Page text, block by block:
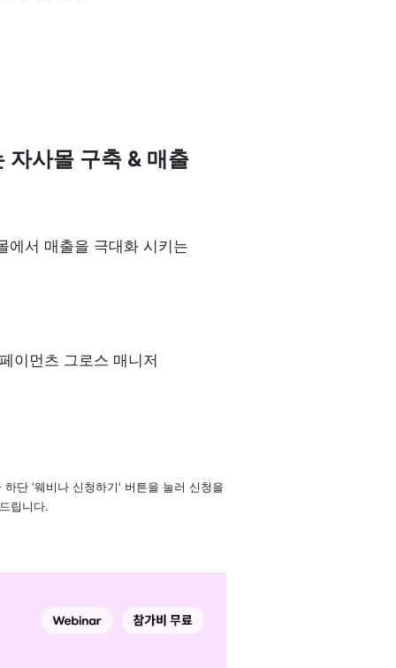
사몰 구축 & 매출
에서 매출을 극대화 시키는
이먼츠 그로스 매니저
단 ‘웨비나 신청하기' 버튼을 눌러 신청을
립니다.